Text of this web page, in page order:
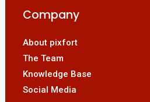
Company
About pixfort
The Team
Knowledge Base
Social Media